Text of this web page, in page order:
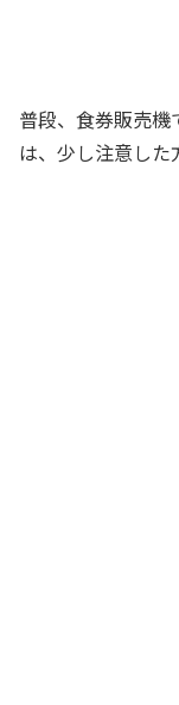
普段、食券販売
は、少し注意した